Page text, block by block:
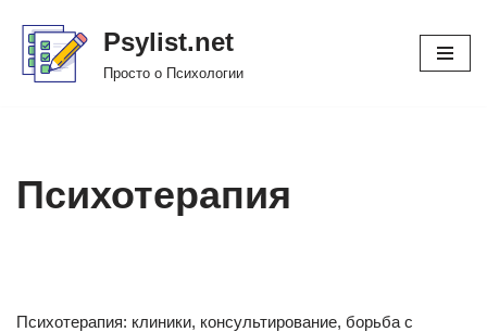
Перейти
Psylist.net
Просто о Психологии
Психотерапия
Психотерапия: клиники, консультирование, борьба с